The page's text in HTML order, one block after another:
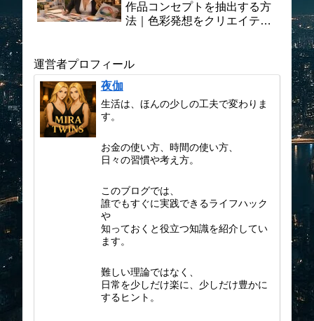
作品コンセプトを抽出する方
法｜色彩発想をクリエイティ
運営者プロフィール
夜伽
生活は、ほんの少しの工夫で変わりま
す。
お金の使い方、時間の使い方、
日々の習慣や考え方。
このブログでは、
誰でもすぐに実践できるライフハック
や
知っておくと役立つ知識を紹介してい
ます。
難しい理論ではなく、
日常を少しだけ楽に、少しだけ豊かに
するヒント。